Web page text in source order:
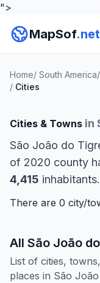
">
MapSof.net
Home/ South America/
/ Cities
Cities & Towns in
São João do
of 2020 county
4,415 inhabitants.
There are 0 city/
All São João
List of cities,
places in São